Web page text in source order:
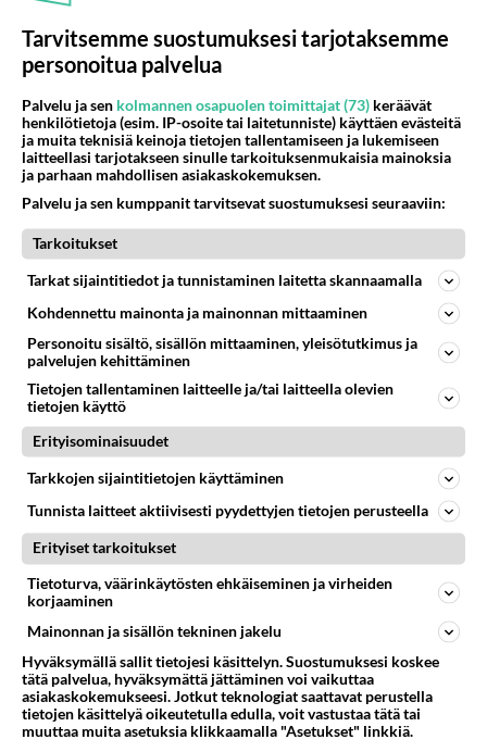
06.08.2026 12:01
Sinkut
Muistatko Mikkelin panttivankidraaman?
Uusi draamasarja järkyttävästä tapauksesta on tulossa. Tositapahtumiin perustuva sarja ammentaa vuoden 1986 Mikkelin pan
Ernest Lawson täräytti erikoisen heiton TTK-lehdistötilaisuudessa: " Onko tässä tarkoituksena...?"
Jos SDP ei voita reilusti, persut kumoavat demokratian Suomesta 600
Uuden TTK-juontajan ympärillä epätietoisuus sakenee - Nyt MTV hämmentää soppaa
Mitä tuot pöytään parisuhteessa?
Muistatko? Kädestä suuhun elävä Satu sai jättimäisen rahasalkun
Henry-miljonääriltä
Iloyllätys! Maajussi-Kalle ja Niina palaavat televisioon - Niinalta
rehellinen reaktio: "KÄÄKS!"
Esko Eerikäinen lopetti testosteronit kesäksi - Tämä ikävä vaikutus iski
heti
Martinan bisneksillä ei mene hyvin
https://www.iltalehti.fi/viihdeuutiset/a/c46da6ab-340f-4790-aaa7-0865eed2336 Yrityksen konkurssihakemus on tullut kärä
Tiesitkö? Martina Aitolehden isäpuoli on tämä suosittu laulaja
Tarvitsemme suostumuksesi tarjotaksemme
personoitua palvelua
Palvelu ja sen kolmannen osapuolen toimittajat (73) keräävät
henkilötietoja (esim. IP-osoite tai laitetunniste) käyttäen evästeitä
ja muita teknisiä keinoja tietojen tallentamiseen ja lukemiseen
laitteellasi tarjotakseen sinulle tarkoituksenmukaisia mainoksia
ja parhaan mahdollisen asiakaskokemuksen.
Palvelu ja sen kumppanit tarvitsevat suostumuksesi seuraaviin:
Tarkoitukset
Tarkat sijaintitiedot ja tunnistaminen laitetta skannaamalla
Kohdennettu mainonta ja mainonnan mittaaminen
Personoitu sisältö, sisällön mittaaminen, yleisötutkimus ja
palvelujen kehittäminen
Tietojen tallentaminen laitteelle ja/tai laitteella olevien
tietojen käyttö
Erityisominaisuudet
Tarkkojen sijaintitietojen käyttäminen
Tunnista laitteet aktiivisesti pyydettyjen tietojen perusteella
Erityiset tarkoitukset
Tietoturva, väärinkäytösten ehkäiseminen ja virheiden
korjaaminen
Mainonnan ja sisällön tekninen jakelu
Hyväksymällä sallit tietojesi käsittelyn. Suostumuksesi koskee
tätä palvelua, hyväksymättä jättäminen voi vaikuttaa
asiakaskokemukseesi. Jotkut teknologiat saattavat perustella
tietojen käsittelyä oikeutetulla edulla, voit vastustaa tätä tai
muuttaa muita asetuksia klikkaamalla "Asetukset" linkkiä.